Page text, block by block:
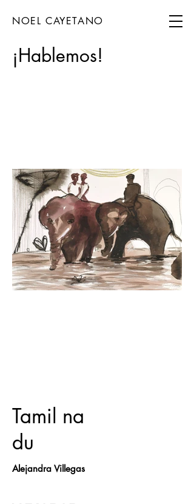
NOEL CAYETANO
¡Hablemos!
Tamil na
du
Alejandra Villegas